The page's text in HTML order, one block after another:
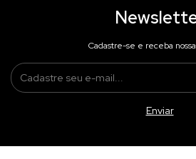
Cadastre-se e receba